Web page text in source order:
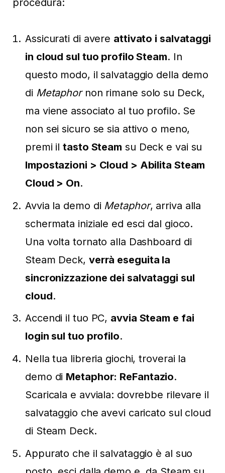
procedura:
Assicurati di avere attivato i salvataggi
in cloud sul tuo profilo Steam. In
questo modo, il salvataggio della demo
di Metaphornon rimane solo su Deck,
ma viene associato al tuo profilo. Se
non sei sicuro se sia attivo o meno,
premi iltasto Steam su Deck e vai su
Impostazioni > Cloud > Abilita Steam
Cloud > On.
Avvia la demo di Metaphor, arriva alla
schermata iniziale ed esci dal gioco.
Una volta tornato alla Dashboard di
Steam Deck, verrà eseguita la
sincronizzazione dei salvataggi sul
cloud.
Accendi il tuo PC, avvia Steam e fai
login sul tuo profilo.
Nella tua libreria giochi, troverai la
demo di Metaphor: ReFantazio.
Scaricala e avviala: dovrebbe rilevare il
salvataggio che avevi caricato sul cloud
di Steam Deck.
Appurato che il salvataggio è al suo